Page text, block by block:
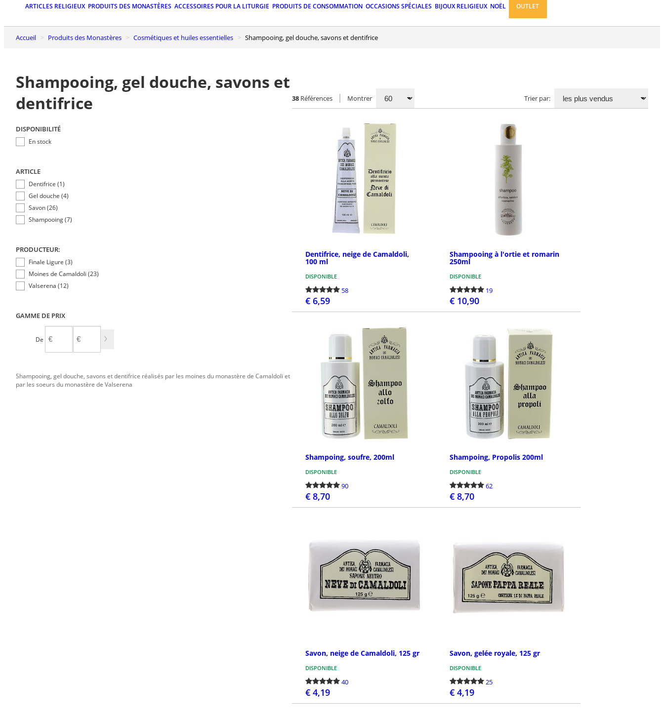
ARTICLES RELIGIEUX PRODUITS DES MONASTÈRES ACCESSOIRES POUR LA LITURGIE PRODUITS DE CONSOMMATION OCCASIONS SPÉCIALES BIJOUX RELIGIEUX NOËL OUTLET
Accueil Produits des Monastères Cosmétiques et huiles essentielles Shampooing, gel douche, savons et dentifrice
Shampooing, gel douche, savons et
dentifrice
DISPONIBILITÉ
En stock
ARTICLE
Dentifrice (1)
Gel douche (4)
Savon (26)
Shampooing (7)
PRODUCTEUR:
Finale Ligure (3)
Moines de Camaldoli (23)
Valserena (12)
GAMME DE PRIX
De
Shampooing, gel douche, savons et dentifrice réalisés par les moines du monastère de Camaldoli et
par les soeurs du monastère de Valserena
38 Références Montrer Trier par:
Dentifrice, neige de Camaldoli,
100 ml
DISPONIBLE
58
€ 6,59
Shampooing à l'ortie et romarin
250ml
DISPONIBLE
19
€ 10,90
Shampoing, soufre, 200ml
DISPONIBLE
90
€ 8,70
Shampoing, Propolis 200ml
DISPONIBLE
62
€ 8,70
Savon, neige de Camaldoli, 125 gr
DISPONIBLE
40
€ 4,19
Savon, gelée royale, 125 gr
DISPONIBLE
25
€ 4,19